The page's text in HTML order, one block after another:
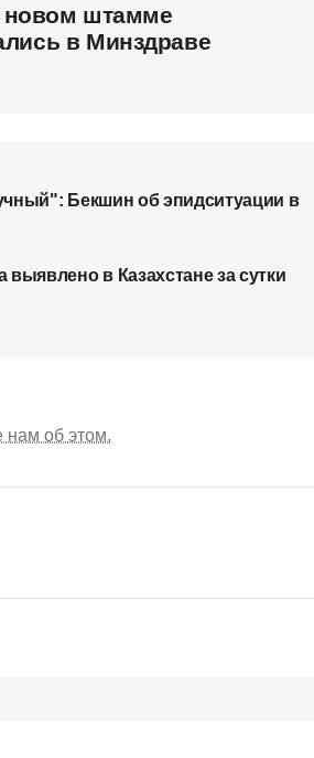
новом штамме
в Минздраве
Бекшин об эпидситуации в
в Казахстане за сутки
нам об этом.